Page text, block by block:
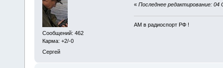
Сообщений: 462
Карма: +2/-0
Сергей
« Последнее редактирование:
АМ в радиоспорт РФ !